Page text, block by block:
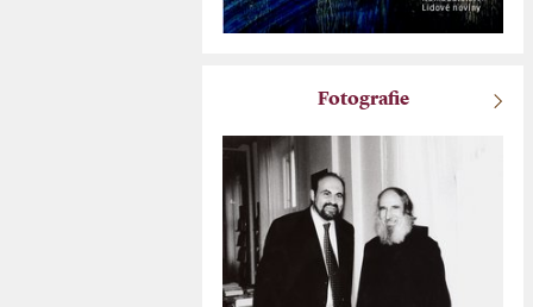
Fotografie